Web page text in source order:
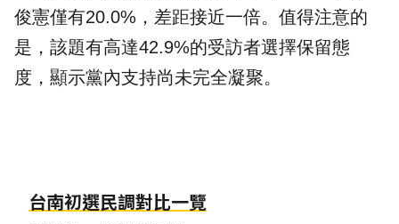
俊憲僅有20.0%，差距接近一倍。值得注意的
是，該題有高達42.9%的受訪者選擇保留態
度，顯示黨內支持尚未完全凝聚。
台南初選民調對比一覽